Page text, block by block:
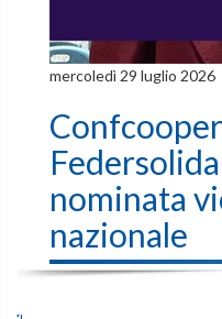
mercoledì 29 luglio 2026
nominata
nazionale